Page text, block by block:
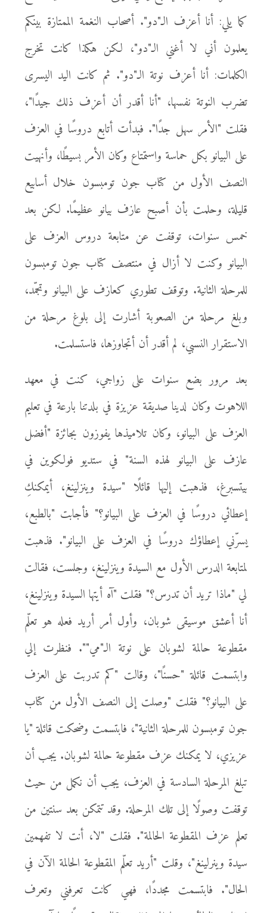
كما يلي: أنا أعزف الـ"دو". أصحاب النغمة الممتازة بينكم
يعلمون أني لا أغني الـ"دو"، لكن هكذا كانت تخرج
الكلمات: أنا أعزف نوتة الـ"دو". ثم كانت اليد اليسرى
تضرب النوتة نفسها، "أنا أقدر أن أعزف ذلك جيدًا"،
فقلت "الأمر سهل جدًا". فبدأت أتابع دروسًا في العزف
على البيانو بكل حماسة واستمتاع وكان الأمر بسيطًا، وأنهيت
النصف الأول من كتاب جون تومبسون خلال أسابيع
قليلة، وحلمت بأن أصبح عازف بيانو عظيمًا. لكن بعد
خمس سنوات، توقفت عن متابعة دروس العزف على
البيانو وكنت لا أزال في منتصف كتاب جون تومبسون
للمرحلة الثانية. وتوقف تطوري كعازف على البيانو وتجمّد،
وبلغ مرحلة من الصعوبة أشارت إلى بلوغ مرحلة من
الاستقرار النسبي، لم أقدر أن أتجاوزها، فاستسلمت.
بعد مرور بضع سنوات على زواجي، كنت في معهد
اللاهوت وكان لدينا صديقة عزيزة في بلدتنا بارعة في تعليم
العزف على البيانو، وكان تلاميذها يفوزون بجائزة "أفضل
عازف على البيانو لهذه السنة" في ستديو فولكوين في
بيتسبرغ، فذهبت إليها قائلًا "سيدة وينزلينغ، أيمكنكِ
إعطائي دروسًا في العزف على البيانو؟" فأجابت "بالطبع،
يسرّني إعطاؤك دروسًا في العزف على البيانو". فذهبت
لمتابعة الدرس الأول مع السيدة وينزلينغ، وجلست، فقالت
لي "ماذا تريد أن تدرس؟" فقلت "آه أيتها السيدة وينزلينغ،
أنا أعشق موسيقى شوبان، وأول أمر أريد فعله هو تعلّم
مقطوعة حالمة لشوبان على نوتة الـ"مي"". فنظرت إلي
وابتسمت قائلة "حسنًا"، وقالت "كم تدربت على العزف
على البيانو؟" فقلت "وصلت إلى النصف الأول من كتاب
جون تومبسون للمرحلة الثانية"، فابتسمت وضحكت قائلة "يا
عزيزي، لا يمكنك عزف مقطوعة حالمة لشوبان. يجب أن
تبلغ المرحلة السادسة في العزف، يجب أن نكمل من حيث
توقفت وصولًا إلى تلك المرحلة. وقد تتمكن بعد سنتين من
تعلم عزف المقطوعة الحالمة". فقلت "لا، أنت لا تفهمين
سيدة وينرلينغ"، وقلت "أريد تعلّم المقطوعة الحالمة الآن في
الحال". فابتسمت مجددًا، فهي كانت تعرفني وتعرف